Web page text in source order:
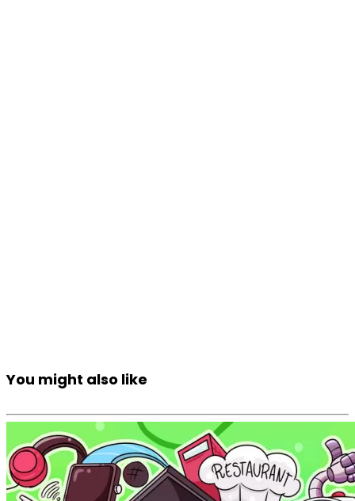
You might also like